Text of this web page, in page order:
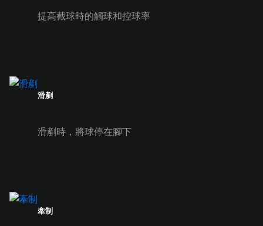
提高截球時的觸球和控球率
滑剷
滑剷時，將球停在腳下
牽制